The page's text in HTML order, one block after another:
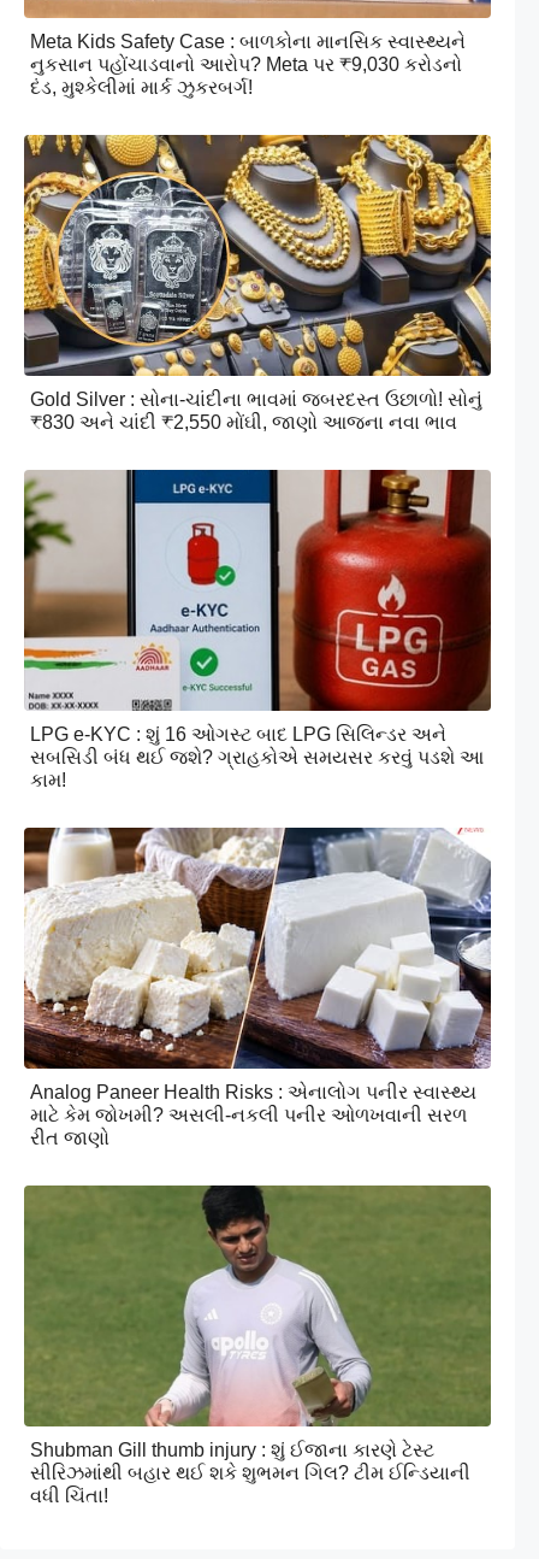
Meta Kids Safety Case : બાળકોના માનસિક સ્વાસ્થ્યને
નુકસાન પહોંચાડવાનો આરોપ? Meta પર ₹9,030 કરોડનો
દંડ, મુશ્કેલીમાં માર્ક ઝુકરબર્ગ!
Gold Silver : સોના-ચાંદીના ભાવમાં જબરદસ્ત ઉછાળો! સોનું
₹830 અને ચાંદી ₹2,550 મોંઘી, જાણો આજના નવા ભાવ
LPG e-KYC : શું 16 ઓગસ્ટ બાદ LPG સિલિન્ડર અને
સબસિડી બંધ થઈ જશે? ગ્રાહકોએ સમયસર કરવું પડશે આ
કામ!
Analog Paneer Health Risks : એનાલોગ પનીર સ્વાસ્થ્ય
માટે કેમ જોખમી? અસલી-નકલી પનીર ઓળખવાની સરળ
રીત જાણો
Shubman Gill thumb injury : શું ઈજાના કારણે ટેસ્ટ
સીરિઝમાંથી બહાર થઈ શકે શુભમન ગિલ? ટીમ ઈન્ડિયાની
વધી ચિંતા!